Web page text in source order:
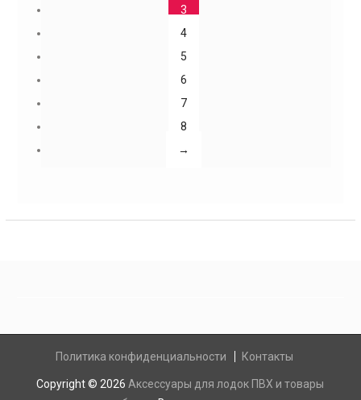
3
4
5
6
7
8
→
Политика конфиденциальности Контакты
Copyright © 2026 Аксессуары для лодок ПВХ и товары